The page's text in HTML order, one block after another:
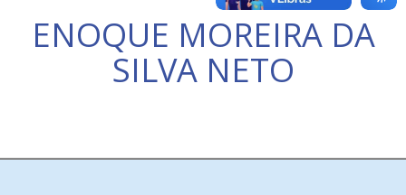
ENOQUE MOREIRA DA
SILVA NETO